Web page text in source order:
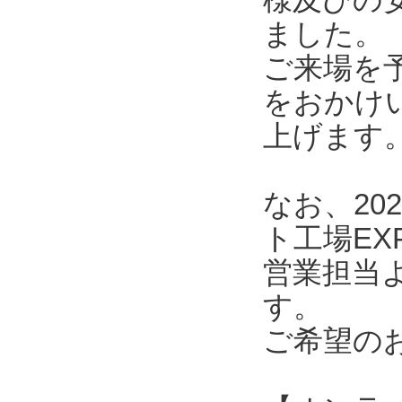
ました。
ご来場を
をおかけ
上げます
なお、
ト工場
営業担当
す。
ご希望の